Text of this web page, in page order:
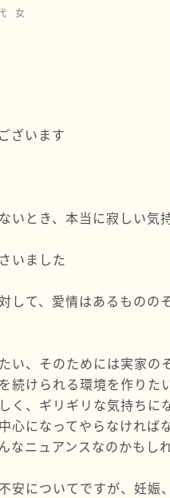
女
ざいます
いとき、本当に寂しい気
いました
して、愛情はあるものの
い、そのためには実家の
続けられる環境を作り
く、ギリギリな気持ちに
心になってやらなけれ
なニュアンスなのかもし
安についてですが、妊